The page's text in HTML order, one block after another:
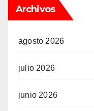
Archivos
agosto 2026
julio 2026
junio 2026